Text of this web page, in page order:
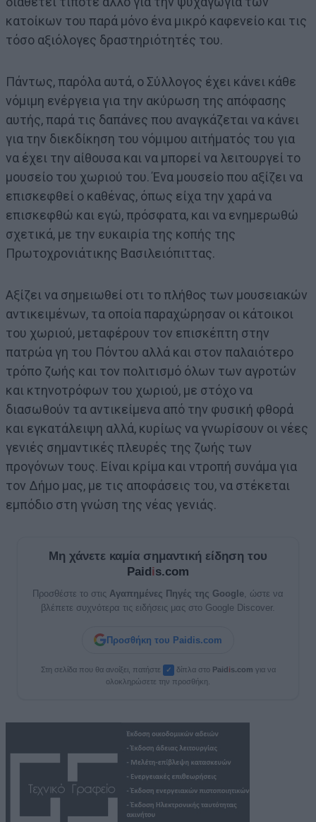
κατοίκων του παρά μόνο ένα μικρό καφενείο και τις
τόσο αξιόλογες δραστηριότητές του.
Πάντως, παρόλα αυτά, ο Σύλλογος έχει κάνει κάθε
νόμιμη ενέργεια για την ακύρωση της απόφασης
αυτής, παρά τις δαπάνες που αναγκάζεται να κάνει
για την διεκδίκηση του νόμιμου αιτήματός του για
να έχει την αίθουσα και να μπορεί να λειτουργεί το
μουσείο του χωριού του. Ένα μουσείο που αξίζει να
επισκεφθεί ο καθένας, όπως είχα την χαρά να
επισκεφθώ και εγώ, πρόσφατα, και να ενημερωθώ
σχετικά, με την ευκαιρία της κοπής της
Πρωτοχρονιάτικης Βασιλειόπιττας.
Αξίζει να σημειωθεί οτι το πλήθος των μουσειακών
αντικειμένων, τα οποία παραχώρησαν οι κάτοικοι
του χωριού, μεταφέρουν τον επισκέπτη στην
πατρώα γη του Πόντου αλλά και στον παλαιότερο
τρόπο ζωής και τον πολιτισμό όλων των αγροτών
και κτηνοτρόφων του χωριού, με στόχο να
διασωθούν τα αντικείμενα από την φυσική φθορά
και εγκατάλειψη αλλά, κυρίως να γνωρίσουν οι νέες
γενιές σημαντικές πλευρές της ζωής των
προγόνων τους. Είναι κρίμα και ντροπή συνάμα για
τον Δήμο μας, με τις αποφάσεις του, να στέκεται
εμπόδιο στη γνώση της νέας γενιάς.
Μη χάνετε καμία σημαντική είδηση του
Paidis.com
Προσθέστε το στις Αγαπημένες Πηγές της Google , ώστε να
βλέπετε συχνότερα τις ειδήσεις μας στο Google Discover.
Προσθήκη του Paidis.com
Στη σελίδα που θα ανοίξει, πατήστε ✓ δίπλα στο Paidis.com για να
ολοκληρώσετε την προσθήκη.